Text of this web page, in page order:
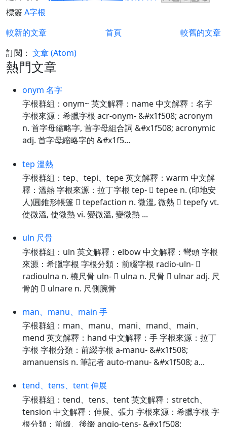
標簽 A字根
較新的文章
較舊的文章
首頁
訂閱： 文章 (Atom)
熱門文章
onym 名字
字根群組：onym~ 英文解釋：name 中文解釋：名字
字根來源：希臘字根 acr-onym- &#x1f508; acronym
n. 首字母縮略字, 首字母組合詞 &#x1f508; acronymic
adj. 首字母縮略字的 &#x1f5...
tep 溫熱
字根群組：tep、tepi、tepe 英文解釋：warm 中文解
釋：溫熱 字根來源：拉丁字根 tep-  tepee n. (印地安
人)圓錐形帳篷  tepefaction n. 微溫, 微熱  tepefy vt.
使微溫, 使微熱 vi. 變微溫, 變微熱 ...
uln 尺骨
字根群組：uln 英文解釋：elbow 中文解釋：彎頭 字根
來源：希臘字根 字根分類：前綴字根 radio-uln- 
radioulna n. 橈尺骨 uln-  ulna n. 尺骨  ulnar adj. 尺
骨的  ulnare n. 尺側腕骨
man、manu、main 手
字根群組：man、manu、mani、mand、main、
mend 英文解釋：hand 中文解釋：手 字根來源：拉丁
字根 字根分類：前綴字根 a-manu- &#x1f508;
amanuensis n. 筆記者 auto-manu- &#x1f508; a...
tend、tens、tent 伸展
字根群組：tend、tens、tent 英文解釋：stretch、
tension 中文解釋：伸展、張力 字根來源：希臘字根 字
根分類：前缀、後缀 angio-tens- &#x1f508;